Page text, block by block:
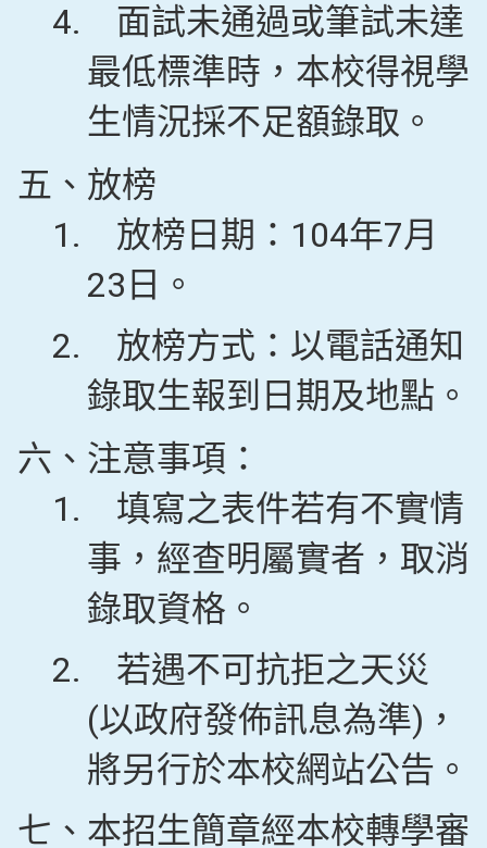
4.
面試未通過或筆試未達
最低標準時，本校得視學
生情況採不足額錄取。
五、放榜
1.
放榜日期：104年7月
23日。
2.
放榜方式：以電話通知
錄取生報到日期及地點。
六、注意事項：
1.
填寫之表件若有不實情
事，經查明屬實者，取消
錄取資格。
2.
若遇不可抗拒之天災
(以政府發佈訊息為準)，
將另行於本校網站公告。
七、本招生簡章經本校轉學審